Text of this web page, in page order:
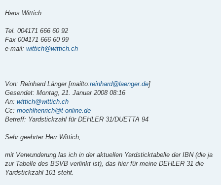
Hans Wittich
Tel. 004171 666 60 92
Fax 004171 666 60 99
e-mail: wittich@wittich.ch
Von: Reinhard Länger [mailto:reinhard@laenger.de]
Gesendet: Montag, 21. Januar 2008 08:16
An: wittich@wittich.ch
Cc: moehlhenrich@t-online.de
Betreff: Yardstickzahl für DEHLER 31/DUETTA 94
Sehr geehrter Herr Wittich,
mit Verwunderung las ich in der aktuellen Yardsticktabelle der IBN (die ja
zur Tabelle des BSVB verlinkt ist), das hier für meine DEHLER 31 die
Yardstickzahl 101 steht.